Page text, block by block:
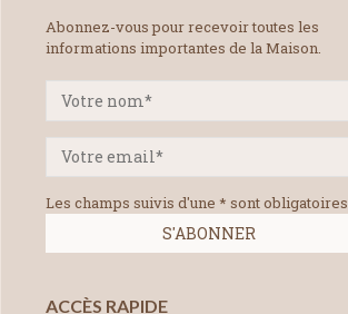
Abonnez-vous pour recevoir toutes les
informations importantes de la Maison.
Les champs suivis d'une * sont obligatoires
ACCÈS RAPIDE